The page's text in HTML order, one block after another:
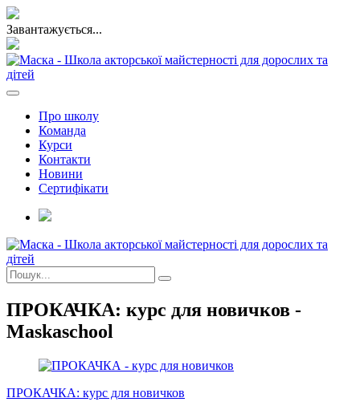
Завантажується...
Про школу
Команда
Курси
Контакти
Новини
Сертифікати
ПРОКАЧКА: курс для новичков -
Maskaschool
ПРОКАЧКА: курс для новичков